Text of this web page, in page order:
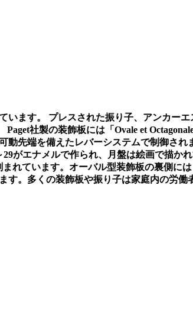
います。
プレスされた振り子、アンカー
Paget社製の装飾板には「 Ovale et
動先端を備えたレバーシステムで制御され
29がエナメルで作られ、月盤は絵画で描か
まれています。オーバル型装飾板の裏側には
。多くの装飾板や振り子は家庭内の労